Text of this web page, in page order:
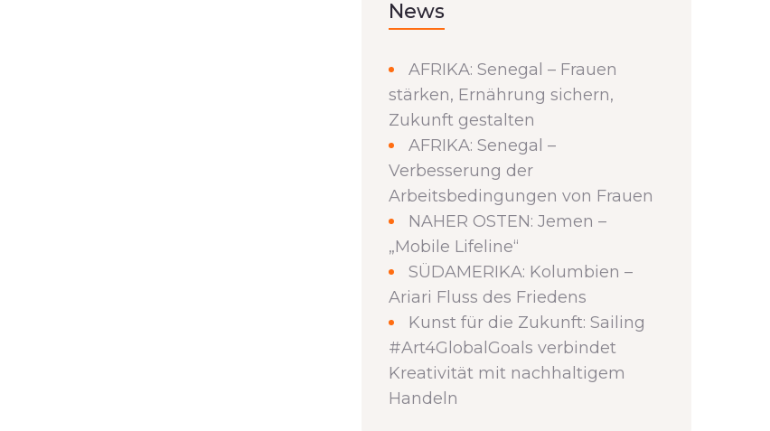
News
AFRIKA: Senegal – Frauen
stärken, Ernährung sichern,
Zukunft gestalten
AFRIKA: Senegal –
Verbesserung der
Arbeitsbedingungen von Frauen
NAHER OSTEN: Jemen –
„Mobile Lifeline“
SÜDAMERIKA: Kolumbien –
Ariari Fluss des Friedens
Kunst für die Zukunft: Sailing
#Art4GlobalGoals verbindet
Kreativität mit nachhaltigem
Handeln